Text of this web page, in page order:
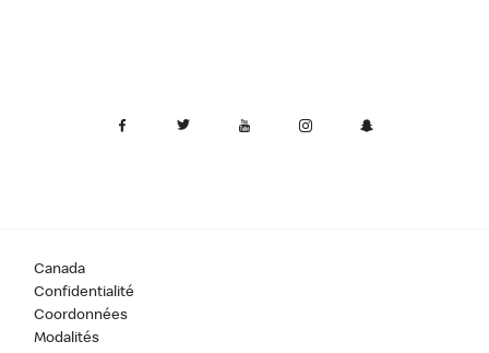
Canada
Confidentialité
Coordonnées
Modalités